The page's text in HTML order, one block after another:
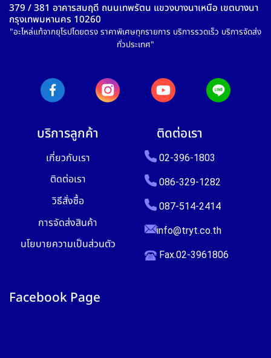
379 / 381 อาคารสมฤดี ถนนเทพรัตน แขวงบางนาเหนือ เขตบางนา
กรุงเทพมหานคร 10260
"อะไหล่แท้จากยุโรปโดยตรง ราคาพิเศษทุกรายการ บริการรวดเร็ว บริการจัดส่ง
ทั่วประเทศ"
บริการลูกค้า
เกี่ยวกับเรา
ติดต่อเรา
วิธีสั่งซื้อ
การจัดส่งสินค้า
นโยบายความเป็นส่วนตัว
ติดต่อเรา
02-396-1803
086-329-1282
087-514-2414
info@tryt.co.th
Fax.02-3961806
Facebook Page